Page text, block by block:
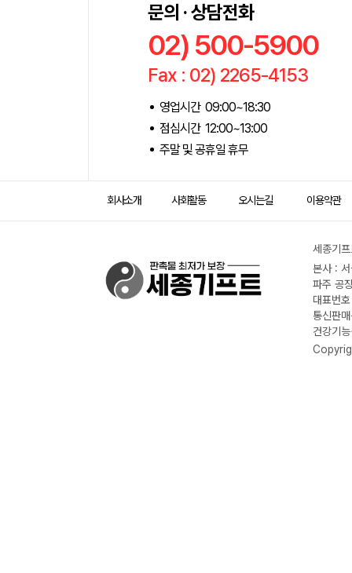
문의 · 상담전화
02) 500-5900
Fax : 02) 2265-4153
영업시간 09:00~18:30
점심시간 12:00~13:00
주말 및 공휴일 휴무
회사소개 사회활동 오시는길 이용약관
세종기
본사 :
파주 공
대표번
통신판
건강기